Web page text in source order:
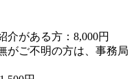
介がある方：8,000円
ご不明の方は、事務局